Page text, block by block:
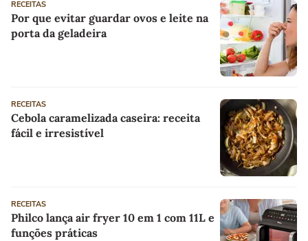
RECEITAS
Por que evitar guardar ovos e leite na
porta da geladeira
RECEITAS
Cebola caramelizada caseira: receita
fácil e irresistível
RECEITAS
Philco lança air fryer 10 em 1 com 11L e
funções práticas